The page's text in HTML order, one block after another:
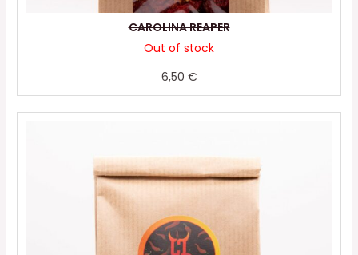
CAROLINA REAPER
Out of stock
6,50 €